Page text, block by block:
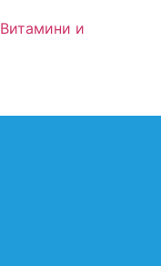
Витамини и